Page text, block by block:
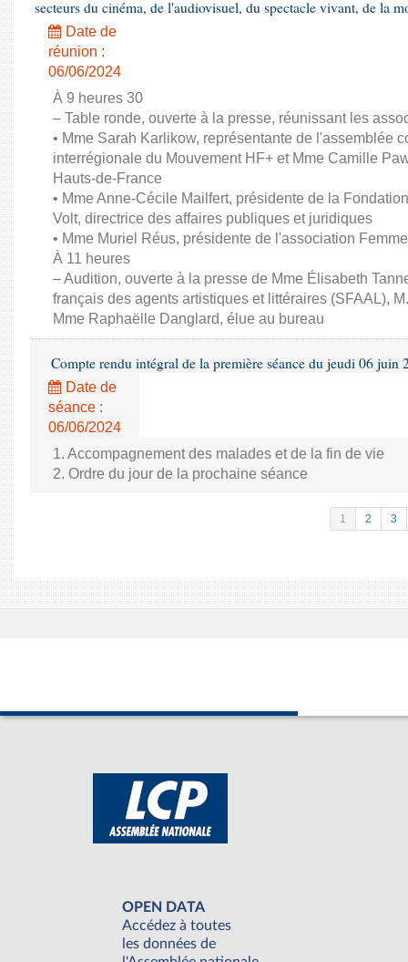
secteurs du cinéma, de l'audiovisuel, du spectacle vivant, de la
Date de
réunion :
06/06/2024
À 9 heures 30
– Table ronde, ouverte à la presse, réunissant les
• Mme Sarah Karlikow, représentante de l'assemblée
interrégionale du Mouvement HF+ et Mme Camille
Hauts-de-France
• Mme Anne-Cécile Mailfert, présidente de la
Volt, directrice des affaires publiques et juridiques
• Mme Muriel Réus, présidente de l'association
À 11 heures
– Audition, ouverte à la presse de Mme Élisabeth
français des agents artistiques et littéraires (SFAAL),
Mme Raphaëlle Danglard, élue au bureau
Compte rendu intégral de la première séance du jeudi 06 juin
Date de
séance :
06/06/2024
1. Accompagnement des malades et de la fin de vie
2. Ordre du jour de la prochaine séance
1 2 3
OPEN DATA
Accédez à toutes
les données de